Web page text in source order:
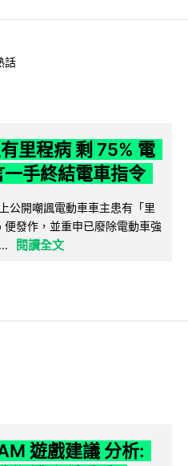
話
里程病 剩 75% 電
手終結電車指令
公開嘲諷電動車車主患有「里
發作，並重申已廢除電動車強
閱讀全文
遊戲建議 分析: